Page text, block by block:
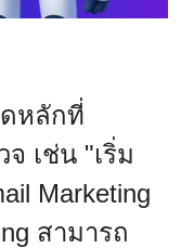
หลักที่
เช่น "เริ่ม
Marketing
สามารถ